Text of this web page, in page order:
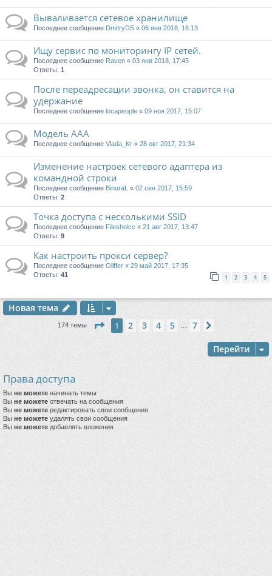
Вываливается сетевое хранилище
Последнее сообщение DmitryDS « 06 янв 2018, 16:13
Ищу сервис по мониторингу IP сетей.
Последнее сообщение Raven « 03 янв 2018, 17:45
Ответы: 1
После переадресации звонка, он ставится на
удержание
Последнее сообщение locapeople « 09 ноя 2017, 15:07
Модель AAA
Последнее сообщение Vlada_Kr « 28 окт 2017, 21:34
Изменение настроек сетевого адаптера из
командной строки
Последнее сообщение BinuraL « 02 сен 2017, 15:59
Ответы: 2
Точка доступа с несколькими SSID
Последнее сообщение Fileshoicc « 21 авг 2017, 13:47
Ответы: 9
Как настроить прокси сервер?
Последнее сообщение Oliffer « 29 май 2017, 17:35
Ответы: 41 1 2 3 4 5
Новая тема
174 темы Страница из 7
1 2 3 4 5 7
Перейти
Права доступа
Вы не можете начинать темы
Вы не можете отвечать на сообщения
Вы не можете редактировать свои сообщения
Вы не можете удалять свои сообщения
Вы не можете добавлять вложения